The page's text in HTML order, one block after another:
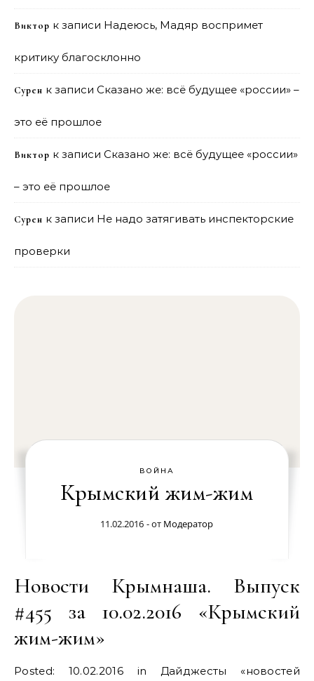
Виктор к записи Надеюсь, Мадяр воспримет
критику благосклонно
Сурен к записи Сказано же: всё будущее «россии» –
это её прошлое
Виктор к записи Сказано же: всё будущее «россии»
– это её прошлое
Сурен к записи Не надо затягивать инспекторские
проверки
ВОЙНА
Крымский жим-жим
11.02.2016 - от Модератор
Новости Крымнаша. Выпуск
#455 за 10.02.2016 «Крымский
жим-жим»
Posted: 10.02.2016 in Дайджесты «новостей